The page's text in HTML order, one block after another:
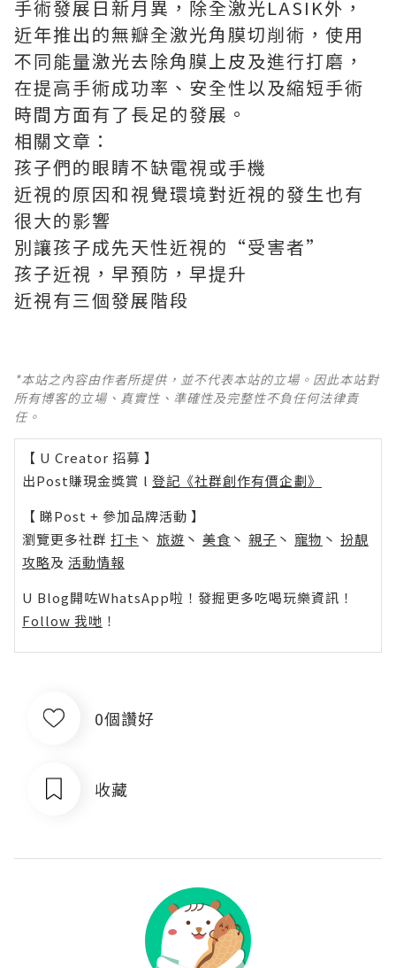
手術發展日新月異，除全激光LASIK外，
近年推出的無瓣全激光角膜切削術，使用
不同能量激光去除角膜上皮及進行打磨，
在提高手術成功率、安全性以及縮短手術
時間方面有了長足的發展。
相關文章：
孩子們的眼睛不缺電視或手機
近視的原因和視覺環境對近視的發生也有
很大的影響
別讓孩子成先天性近視的“受害者”
孩子近視，早預防，早提升
近視有三個發展階段
*本站之內容由作者所提供，並不代表本站的立場。因此本站對
所有博客的立場、真實性、準確性及完整性不負任何法律責
任。
【 U Creator 招募 】
出Post賺現金獎賞 l 登記《社群創作有價企劃》
【 睇Post + 參加品牌活動 】
瀏覽更多社群 打卡 丶 旅遊 丶 美食 丶 親子 丶 寵物 丶 扮靚
攻略及 活動情報
U Blog開咗WhatsApp啦！發掘更多吃喝玩樂資訊！
Follow 我哋 ！
0個讚好
收藏